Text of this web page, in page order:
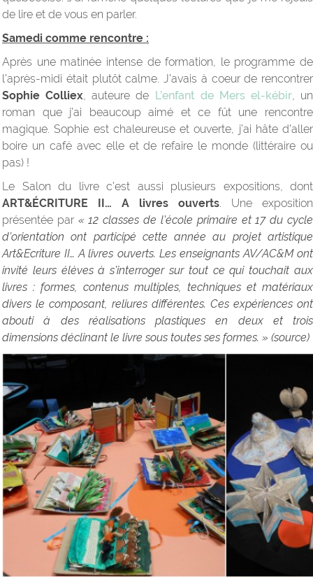
de lire et de vous en parler.
Samedi comme rencontre :
Après une matinée intense de formation, le programme de
l’après-midi était plutôt calme. J’avais à coeur de rencontrer
Sophie Colliex, auteure de L’enfant de Mers el-kébir, un
roman que j’ai beaucoup aimé et ce fût une rencontre
magique. Sophie est chaleureuse et ouverte, j’ai hâte d’aller
boire un café avec elle et de refaire le monde (littéraire ou
pas) !
Le Salon du livre c’est aussi plusieurs expositions, dont
ART&ÉCRITURE II… A livres ouverts. Une exposition
présentée par « 12 classes de l’école primaire et 17 du cycle
d’orientation ont participé cette année au projet artistique
Art&Ecriture II… A livres ouverts. Les enseignants AV/AC&M ont
invité leurs élèves à s’interroger sur tout ce qui touchait aux
livres : formes, contenus multiples, techniques et matériaux
divers le composant, reliures différentes. Ces expériences ont
abouti à des réalisations plastiques en deux et trois
dimensions déclinant le livre sous toutes ses formes. » (source)